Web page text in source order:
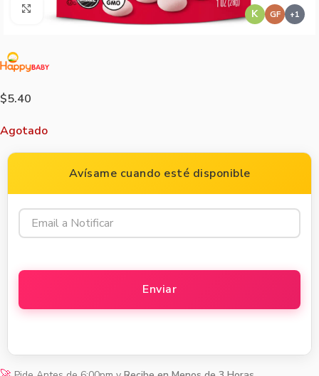
K GF
Agrandar imagen
$5.40
Agotado
Avísame cuando esté disponible